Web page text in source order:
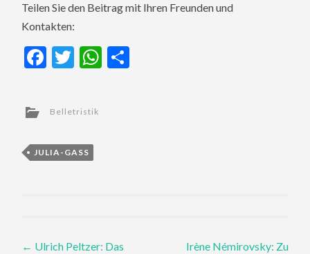
Teilen Sie den Beitrag mit Ihren Freunden und
Kontakten:
Facebook
TwitterWhatsApp
Belletristik
JULIA-GASS
Post
← Ulrich Peltzer: Das
Irène Némirovsky: Zu